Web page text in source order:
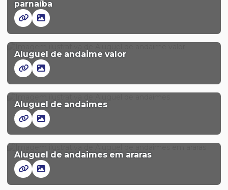
parnaíba
Aluguel de andaime valor
Aluguel de andaimes
Aluguel de andaimes em araras